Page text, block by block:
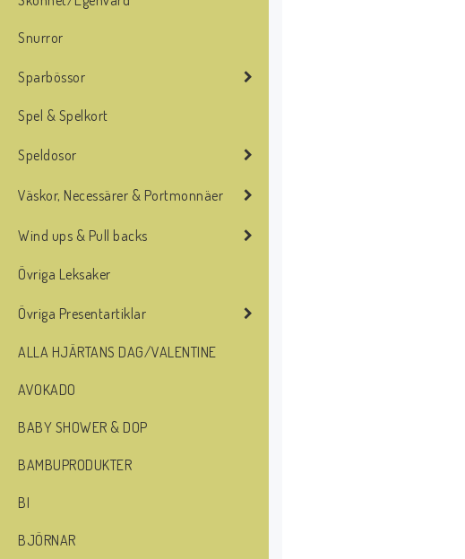
Snurror
Sparbössor
Spel & Spelkort
Speldosor
Väskor, Necessärer & Portmonnäer
Wind ups & Pull backs
Övriga Leksaker
Övriga Presentartiklar
ALLA HJÄRTANS DAG/VALENTINE
AVOKADO
BABY SHOWER & DOP
BAMBUPRODUKTER
BI
BJÖRNAR